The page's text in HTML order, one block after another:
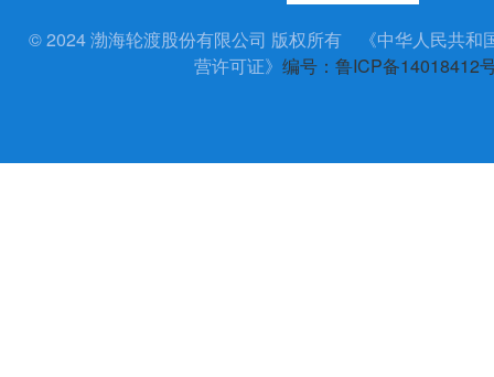
© 2024 渤海轮渡股份有限公司 版权所有 《中华人民共和
营许可证》 编号：鲁ICP备14018412